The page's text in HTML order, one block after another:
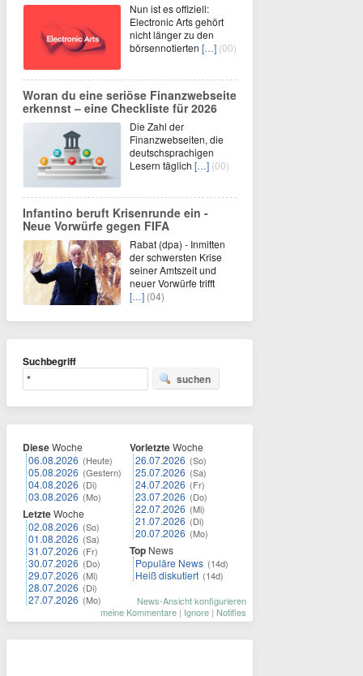
Nun ist es offiziell:
Electronic Arts gehört
nicht länger zu den
börsennotierten […] (00)
Woran du eine seriöse Finanzwebseite
erkennst – eine Checkliste für 2026
Die Zahl der
Finanzwebseiten, die
deutschsprachigen
Lesern täglich […] (00)
Infantino beruft Krisenrunde ein -
Neue Vorwürfe gegen FIFA
Rabat (dpa) - Inmitten
der schwersten Krise
seiner Amtszeit und
neuer Vorwürfe trifft
[…] (04)
Suchbegriff
suchen
DieseWoche
06.08.2026 (Heute)
05.08.2026 (Gestern)
04.08.2026 (Di)
03.08.2026 (Mo)
LetzteWoche
02.08.2026 (So)
01.08.2026 (Sa)
31.07.2026 (Fr)
30.07.2026 (Do)
29.07.2026 (Mi)
28.07.2026 (Di)
27.07.2026 (Mo)
VorletzteWoche
26.07.2026 (So)
25.07.2026 (Sa)
24.07.2026 (Fr)
23.07.2026 (Do)
22.07.2026 (Mi)
21.07.2026 (Di)
20.07.2026 (Mo)
Top News
Populäre News (14d)
Heiß diskutiert (14d)
News-Ansicht konfigurieren
meine Kommentare | Ignore | Notifies